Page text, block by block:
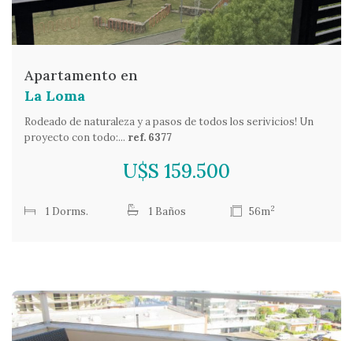
Apartamento en
La Loma
Rodeado de naturaleza y a pasos de todos los serivicios! Un
proyecto con todo:... ref. 6377
U$S 159.500
1 Dorms. 1 Baños 56m2